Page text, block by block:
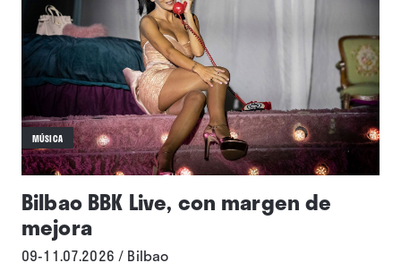
MÚSICA
Bilbao BBK Live, con margen de
mejora
09-11.07.2026 / Bilbao